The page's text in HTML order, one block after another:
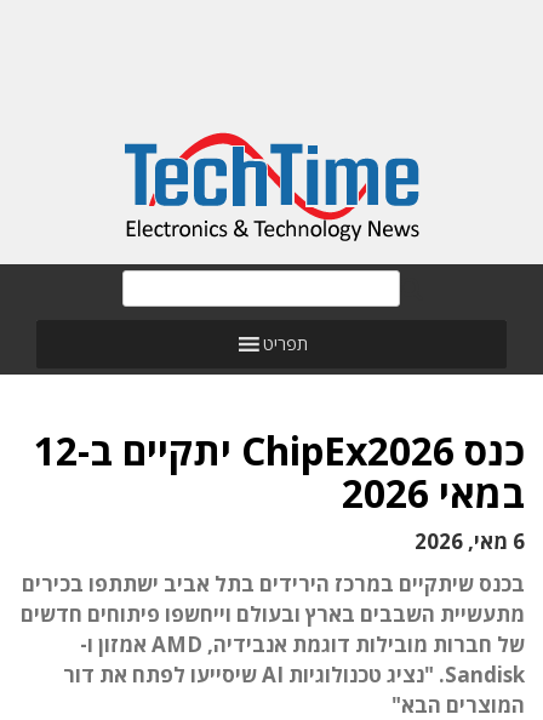
תפריט
כנס ChipEx2026 יתקיים ב-12
במאי 2026
6 מאי, 2026
בכנס שיתקיים במרכז הירידים בתל אביב ישתתפו בכירים
מתעשיית השבבים בארץ ובעולם וייחשפו פיתוחים חדשים
של חברות מובילות דוגמת אנבידיה, AMD אמזון ו-
Sandisk. "נציג טכנולוגיות AI שיסייעו לפתח את דור
המוצרים הבא"